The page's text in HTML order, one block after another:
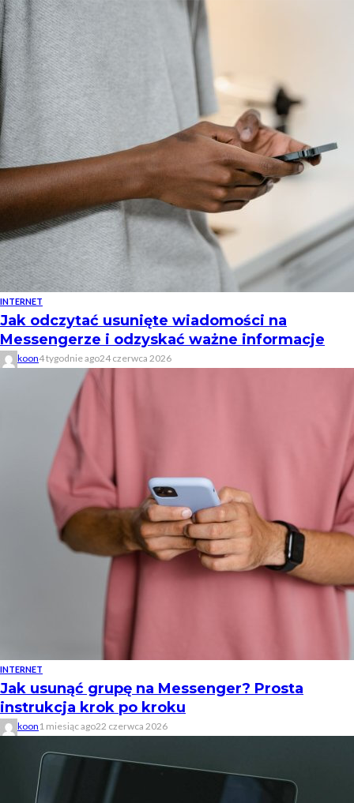
INTERNET
Jak odczytać usunięte wiadomości na
Messengerze i odzyskać ważne informacje
koon4 tygodnie ago24 czerwca 2026
INTERNET
Jak usunąć grupę na Messenger? Prosta
instrukcja krok po kroku
koon 1 miesiąc ago22 czerwca 2026